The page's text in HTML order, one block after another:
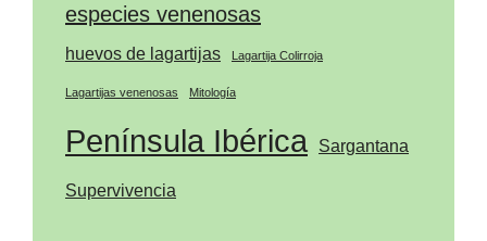
especies venenosas
huevos de lagartijas Lagartija Colirroja
Lagartijas venenosas Mitología
Península Ibérica Sargantana
Supervivencia